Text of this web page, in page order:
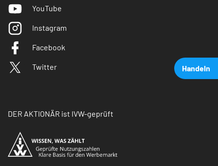
Handeln
YouTube
Instagram
Facebook
Twitter
DER AKTIONÄR ist IVW-geprüft